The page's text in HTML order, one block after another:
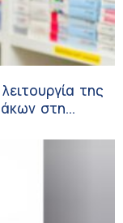
της
στη